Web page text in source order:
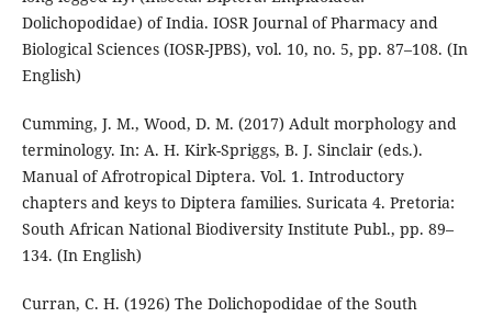
Dolichopodidae) of India. IOSR Journal of Pharmacy and
Biological Sciences (IOSR-JPBS), vol. 10, no. 5, pp. 87–108. (In
English)
Cumming, J. M., Wood, D. M. (2017) Adult morphology and
terminology. In: A. H. Kirk-Spriggs, B. J. Sinclair (eds.).
Manual of Afrotropical Diptera. Vol. 1. Introductory
chapters and keys to Diptera families. Suricata 4. Pretoria:
South African National Biodiversity Institute Publ., pp. 89–
134. (In English)
Curran, C. H. (1926) The Dolichopodidae of the South